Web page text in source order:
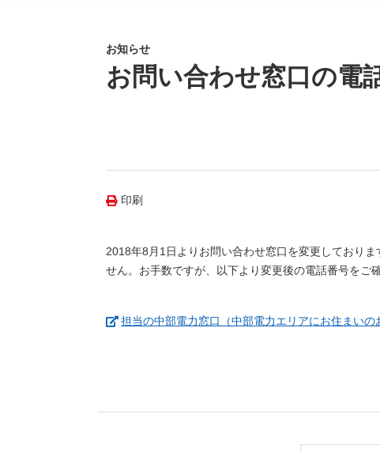
お知らせ
お問い合わせ窓口の電
印刷
2018年8月1日よりお問い合わせ窓口を変更しており
せん。お手数ですが、以下より変更後の電話番号をご
担当の中部電力窓口（中部電力エリアにお住まいの